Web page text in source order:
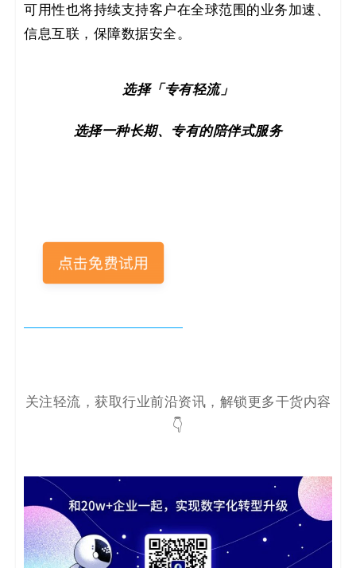
可用性也将持续支持客户在全球范围的业务加速、
信息互联，保障数据安全。
选择「专有轻流」
选择一种长期、专有的陪伴式服务
关注轻流，获取行业前沿资讯，解锁更多干货内容
👇